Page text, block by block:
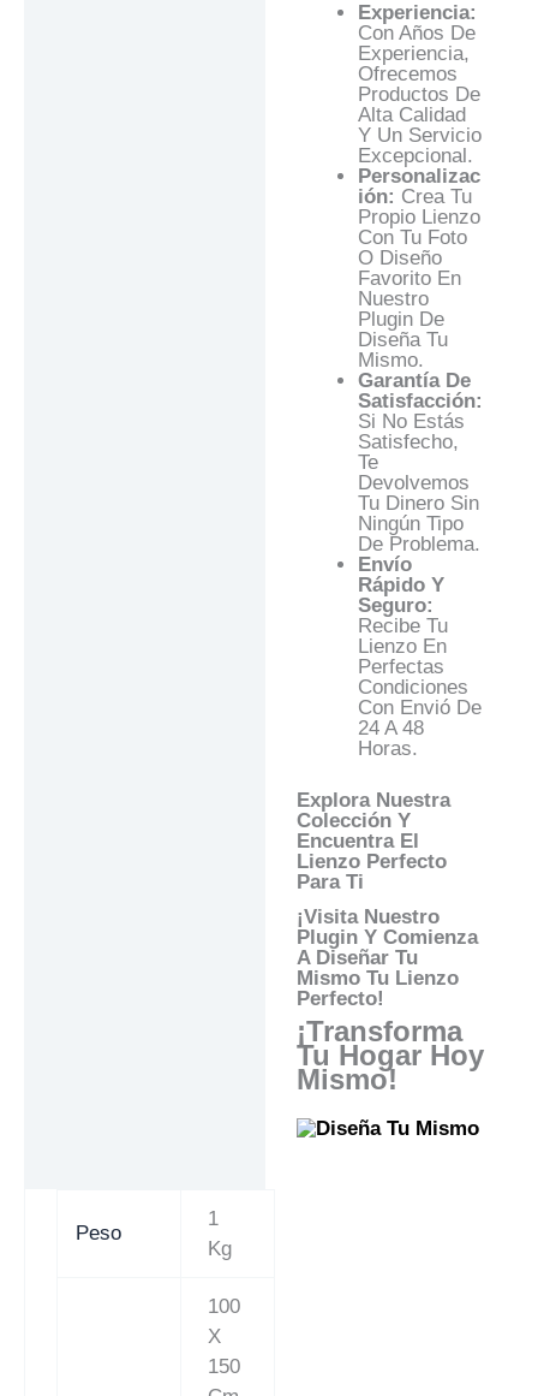
Experiencia:
Con Años De
Experiencia,
Ofrecemos
Productos De
Alta Calidad
Y Un Servicio
Excepcional.
Personalizac
Ión: Crea Tu
Propio Lienzo
Con Tu Foto
O Diseño
Favorito En
Nuestro
Plugin De
Diseña Tu
Mismo.
Garantía De
Satisfacción:
Si No Estás
Satisfecho,
Te
Devolvemos
Tu Dinero Sin
Ningún Tipo
De Problema.
Envío
Rápido Y
Seguro:
Recibe Tu
Lienzo En
Perfectas
Condiciones
Con Envió De
24 A 48
Horas.
Explora Nuestra
Colección Y
Encuentra El
Lienzo Perfecto
Para Ti
¡Visita Nuestro
Plugin Y Comienza
A Diseñar Tu
Mismo Tu Lienzo
Perfecto!
¡Transforma
Tu Hogar Hoy
Mismo!
Peso
1
Kg
100
X
150